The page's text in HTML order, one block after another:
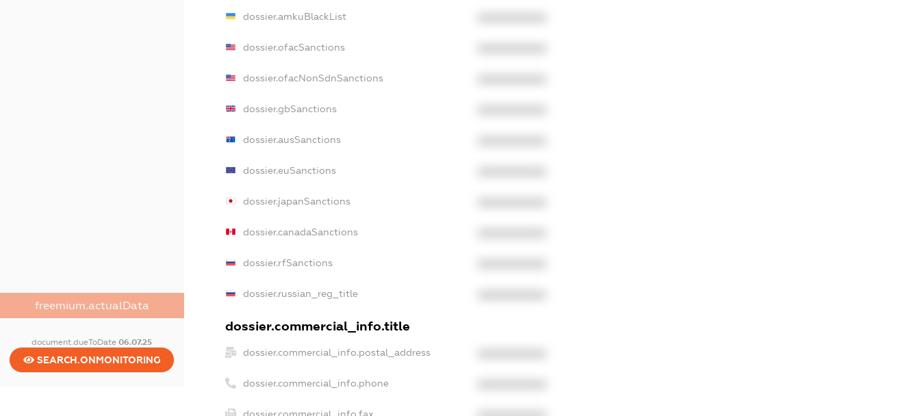
freemium.actualData
document.dueToDate06.07.25
SEARCH.ONMONITORING
dossier.amkuBlackList
dossier.ofacSanctions
dossier.ofacNonSdnSanctions
dossier.gbSanctions
dossier.ausSanctions
dossier.euSanctions
dossier.japanSanctions
dossier.canadaSanctions
dossier.rfSanctions
dossier.russian_reg_title
dossier.commercial_info.title
dossier.commercial_info.postal_address
dossier.commercial_info.phone
dossier.commercial_info.fax